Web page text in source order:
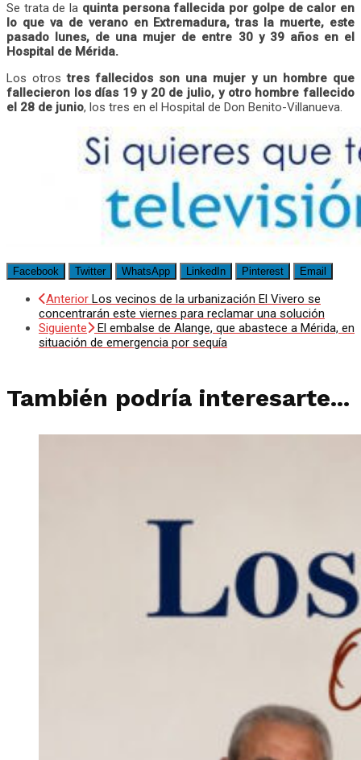
Se trata de la quinta persona fallecida por golpe de calor en
lo que va de verano en Extremadura, tras la muerte, este
pasado lunes, de una mujer de entre 30 y 39 años en el
Hospital de Mérida.
Los otros tres fallecidos son una mujer y un hombre que
fallecieron los días 19 y 20 de julio, y otro hombre fallecido
el 28 de junio, los tres en el Hospital de Don Benito-Villanueva.
Facebook Twitter WhatsApp LinkedIn Pinterest Email
Anterior Los vecinos de la urbanización El Vivero se
concentrarán este viernes para reclamar una solución
Siguiente
El embalse de Alange, que abastece a Mérida, en
situación de emergencia por sequía
También podría interesarte...